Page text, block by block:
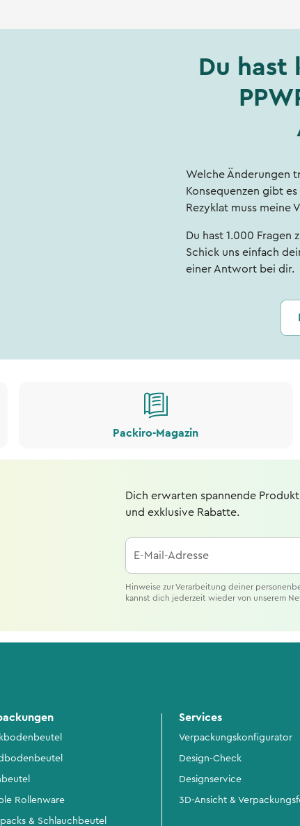
Du hast
Welche Änderungen
Konsequenzen gibt
Rezyklat muss meine
Du hast 1.000 Fragen
Schick uns einfach
einer Antwort bei dir.
Packiro-Magazin
Dich erwarten spannende
und exklusive Rabatte.
E-Mail-Adresse
Hinweise zur Verarbeitung deiner
kannst dich jederzeit wieder von unserem
Rollenware
& Schlauchbeutel
Services
Verpackungskonfigurator
Design-Check
Designservice
3D-Ansicht &